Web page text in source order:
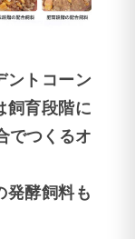
ントコーン
飼育段階に
でつくるオ
発酵飼料も